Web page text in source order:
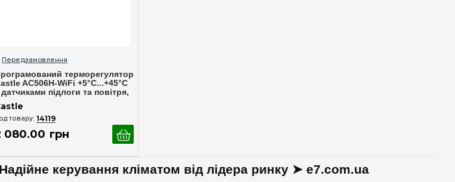
терморегулятор
AC506H-WiFi +5°С...+45°C
датчиками підлоги та повітря,
14119
080.00 грн
керування кліматом від лідера ринку ➤ e7.com.ua